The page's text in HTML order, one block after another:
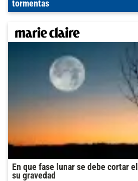
tormentas
En que fase lunar se debe cortar
su gravedad